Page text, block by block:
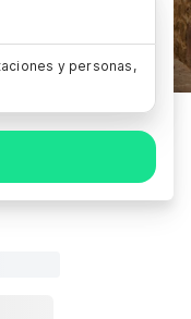
y personas,